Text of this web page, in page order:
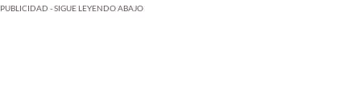
PUBLICIDAD - SIGUE LEYENDO ABAJO